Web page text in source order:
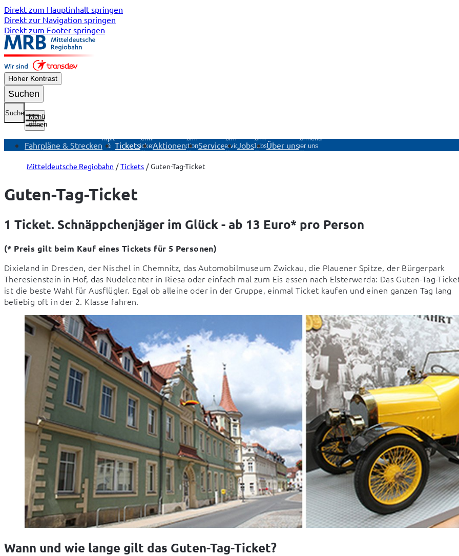
Direkt zum Hauptinhalt springen
Direkt zur Navigation springen
Direkt zum Footer springen
Hoher Kontrast
Suchen
Suche
Menü
öffnen
Fahrpläne & Strecken
Fahrpläne
&
Strecken
Tickets
Untermenü
Tickets
öffnen
Aktionen
Untermenü
Aktionen
öffnen
Service
Untermenü
Service
öffnen
Jobs
Untermenü
Jobs
öffnen
Über uns
Untermenü
Über uns
öffnen
Mitteldeutsche Regiobahn Tickets Guten-Tag-Ticket
Guten-Tag-Ticket
1 Ticket. Schnäppchenjäger im Glück - ab 13 Euro* pro Person
(* Preis gilt beim Kauf eines Tickets für 5 Personen)
Dixieland in Dresden, der Nischel in Chemnitz, das Automobilmuseum Zwickau, die Plauener Spitze, der Bürgerpark
Theresienstein in Hof, das Nudelcenter in Riesa oder einfach mal zum Eis essen nach Elsterwerda: Das Guten-Tag-
ist die beste Wahl für Ausflügler. Egal ob alleine oder in der Gruppe, einmal Ticket kaufen und einen ganzen Tag lang
beliebig oft in der 2. Klasse fahren.
Wann und wie lange gilt das Guten-Tag-Ticket?